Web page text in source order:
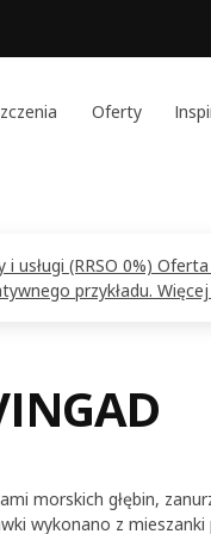
Oferty
usługi (RRSO 0%)
przykładu.
morskich głębin,
wykonano z